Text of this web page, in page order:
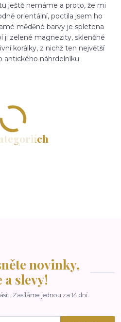
ještě nemáme a proto, že mi
orientální, poctila jsem ho
měděné barvy je spletena
ji zelené magnezity, skleněné
korálky, z nichž ten největší
antického náhrdelníku
novinky,
a slevy!
Zasíláme jednou za 14 dní.